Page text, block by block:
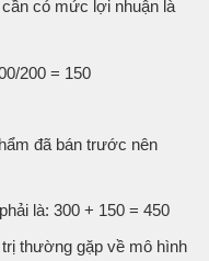
có mức lợi nhuận là
200 = 150
đã bán trước nên
là: 300 + 150 = 450
thường gặp về mô hình